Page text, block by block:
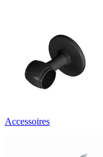
Accessoires